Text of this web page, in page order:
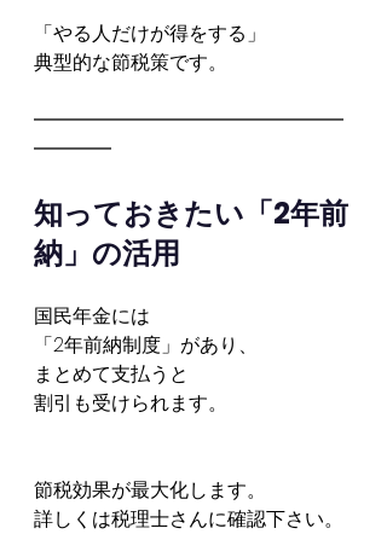
「やる人だけが得をする」
典型的な節税策です。
━━━━━━━━━━━━━━━━
━━━━
知っておきたい「2年前
納」の活用
国民年金には
「2年前納制度」があり、
まとめて支払うと
割引も受けられます。
節税効果が最大化します。
詳しくは税理士さんに確認下さい。